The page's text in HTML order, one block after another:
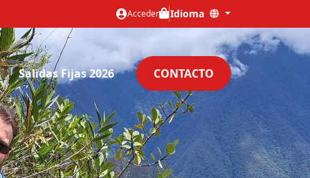
Acceder Idioma
Salidas Fijas 2026 CONTACTO